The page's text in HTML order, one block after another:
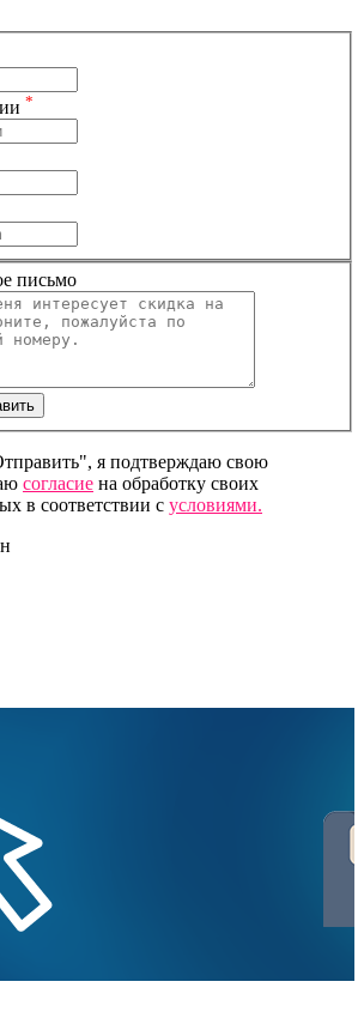
*
письмо
я подтверждаю свою
согласие на обработку своих
в соответствии с условиями.